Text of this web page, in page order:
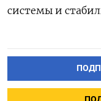
системы и